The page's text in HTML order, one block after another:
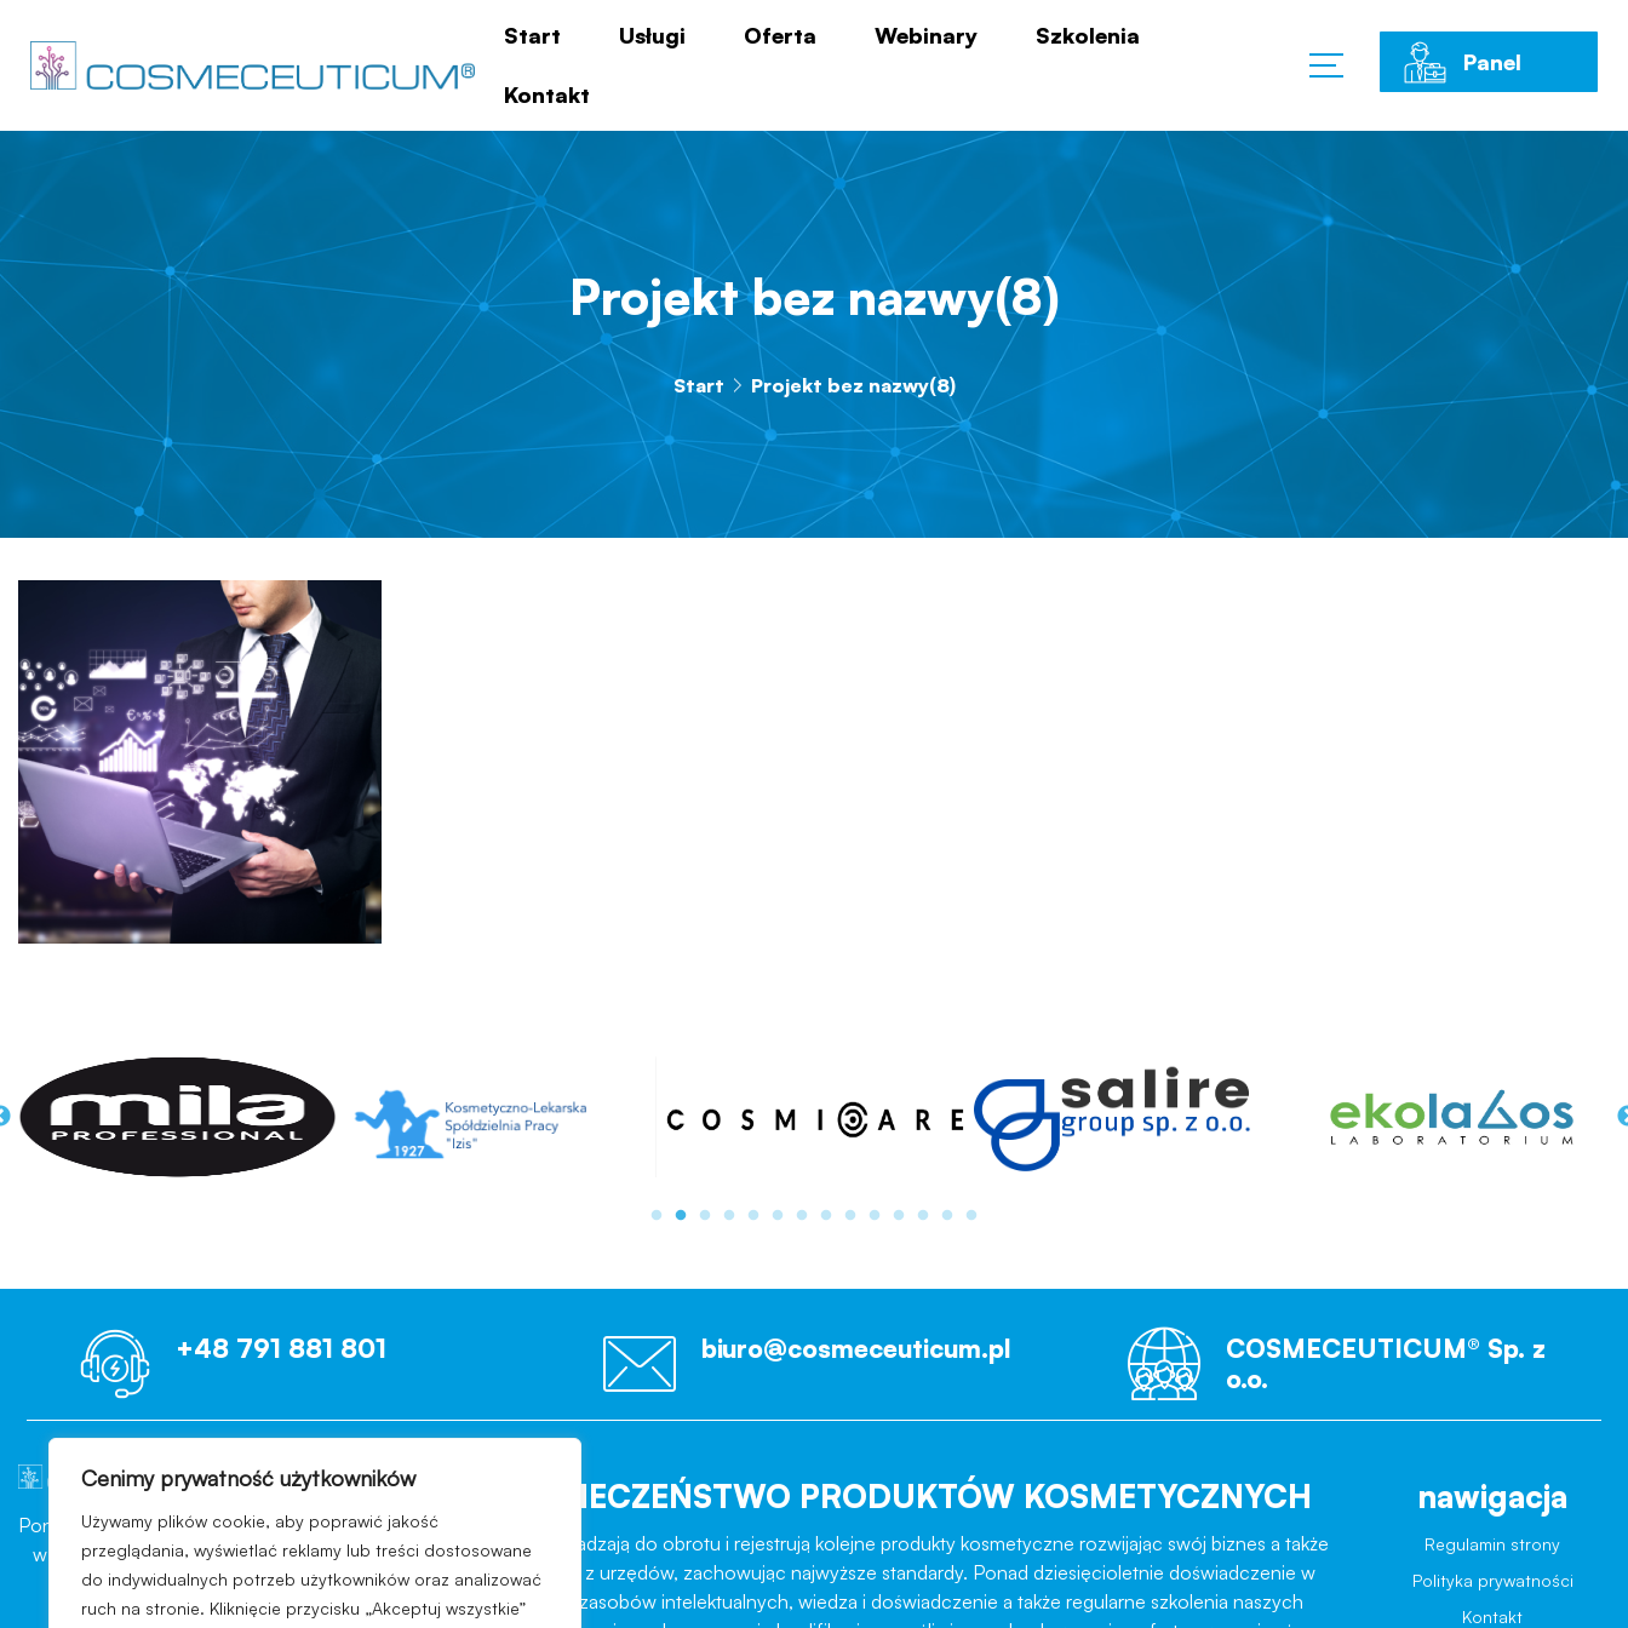
Cenimy prywatność użytkowników
Używamy plików cookie, aby poprawić jakość
przeglądania, wyświetlać reklamy lub treści dostosowane
do indywidualnych potrzeb użytkowników oraz analizować
ruch na stronie. Kliknięcie przycisku „Akceptuj wszystkie”
Start Usługi Oferta Webinary Szkolenia
Kontakt
Panel
Projekt bez nazwy(8)
Start Projekt bez nazwy(8)
+48 791 881 801 biuro@cosmeceuticum.pl
COSMECEUTICUM® Sp. z
o.o.
Ponad 10 lat doświadczenia
w branży konsultingowej
sektora przemysłu
kosmetycznego
OCENIAMY BEZPIECZEŃSTWO PRODUKTÓW KOSMETYCZNYCH
Każdego dnia nasi Klienci wprowadzają do obrotu i rejestrują kolejne produkty kosmetyczne rozwijając swój biznes a także
pomyślnie przechodzą kontrole z urzędów, zachowując najwyższe standardy. Ponad dziesięcioletnie doświadczenie w
branży, indywidualny warsztat zasobów intelektualnych, wiedza i doświadczenie a także regularne szkolenia naszych
nawigacja
Regulamin strony
Polityka prywatności
Kontakt